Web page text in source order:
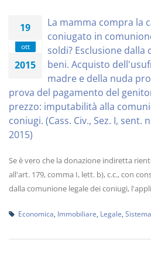
19
ott
2015
La mamma compra la
coniugato in
soldi? Esclusione dalla
beni. Acquisto
madre e della nuda
prova del pagamento del
prezzo: imputabilità alla
coniugi. (Cass. Civ., Sez. I, sent.
2015)
Se è vero che la donazione indiretta
all'art. 179, comma I, lett. b), c.c., con
dalla comunione legale dei coniugi,
Economica Immobiliare Legale